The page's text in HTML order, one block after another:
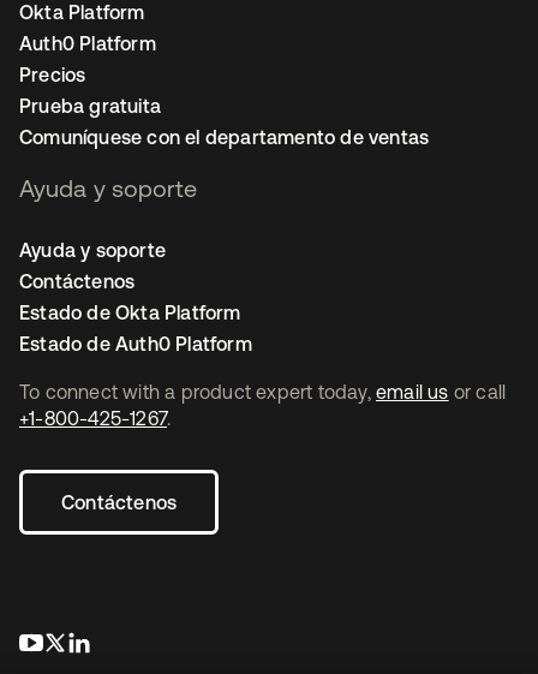
To connect with a product expert today, email us or call
+1-800-425-1267.
Contáctenos
se abre en una pestaña nueva
se abre en una pestaña nueva
Okta Platform
Auth0 Platform
Precios
Prueba gratuita
Comuníquese con el departamento de ventas
Ayuda y soporte
Ayuda y soporte
Contáctenos
Estado de Okta Platform
Estado de Auth0 Platform